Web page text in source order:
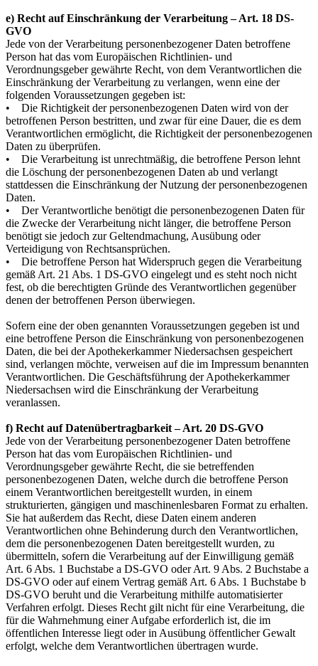
e) Recht auf Einschränkung der Verarbeitung – Art. 18 DS-
GVO
Jede von der Verarbeitung personenbezogener Daten betroffene
Person hat das vom Europäischen Richtlinien- und
Verordnungsgeber gewährte Recht, von dem Verantwortlichen die
Einschränkung der Verarbeitung zu verlangen, wenn eine der
folgenden Voraussetzungen gegeben ist:
• Die Richtigkeit der personenbezogenen Daten wird von der
betroffenen Person bestritten, und zwar für eine Dauer, die es dem
Verantwortlichen ermöglicht, die Richtigkeit der personenbezogenen
Daten zu überprüfen.
• Die Verarbeitung ist unrechtmäßig, die betroffene Person lehnt
die Löschung der personenbezogenen Daten ab und verlangt
stattdessen die Einschränkung der Nutzung der personenbezogenen
Daten.
• Der Verantwortliche benötigt die personenbezogenen Daten für
die Zwecke der Verarbeitung nicht länger, die betroffene Person
benötigt sie jedoch zur Geltendmachung, Ausübung oder
Verteidigung von Rechtsansprüchen.
• Die betroffene Person hat Widerspruch gegen die Verarbeitung
gemäß Art. 21 Abs. 1 DS-GVO eingelegt und es steht noch nicht
fest, ob die berechtigten Gründe des Verantwortlichen gegenüber
denen der betroffenen Person überwiegen.
Sofern eine der oben genannten Voraussetzungen gegeben ist und
eine betroffene Person die Einschränkung von personenbezogenen
Daten, die bei der Apothekerkammer Niedersachsen gespeichert
sind, verlangen möchte, verweisen auf die im Impressum benannten
Verantwortlichen. Die Geschäftsführung der Apothekerkammer
Niedersachsen wird die Einschränkung der Verarbeitung
veranlassen.
f) Recht auf Datenübertragbarkeit – Art. 20 DS-GVO
Jede von der Verarbeitung personenbezogener Daten betroffene
Person hat das vom Europäischen Richtlinien- und
Verordnungsgeber gewährte Recht, die sie betreffenden
personenbezogenen Daten, welche durch die betroffene Person
einem Verantwortlichen bereitgestellt wurden, in einem
strukturierten, gängigen und maschinenlesbaren Format zu erhalten.
Sie hat außerdem das Recht, diese Daten einem anderen
Verantwortlichen ohne Behinderung durch den Verantwortlichen,
dem die personenbezogenen Daten bereitgestellt wurden, zu
übermitteln, sofern die Verarbeitung auf der Einwilligung gemäß
Art. 6 Abs. 1 Buchstabe a DS-GVO oder Art. 9 Abs. 2 Buchstabe a
DS-GVO oder auf einem Vertrag gemäß Art. 6 Abs. 1 Buchstabe b
DS-GVO beruht und die Verarbeitung mithilfe automatisierter
Verfahren erfolgt. Dieses Recht gilt nicht für eine Verarbeitung, die
für die Wahrnehmung einer Aufgabe erforderlich ist, die im
öffentlichen Interesse liegt oder in Ausübung öffentlicher Gewalt
erfolgt, welche dem Verantwortlichen übertragen wurde.